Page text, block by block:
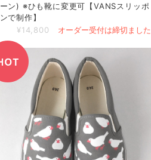
ーン) ※ひも靴に変更可【VANSスリッポ
ンで制作】
¥14,800
オーダー受付は締切ました